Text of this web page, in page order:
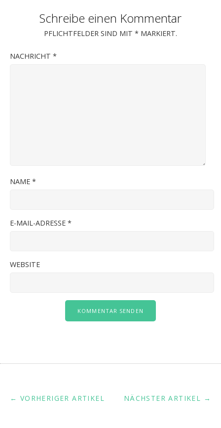
Schreibe einen Kommentar
PFLICHTFELDER SIND MIT * MARKIERT.
NACHRICHT *
NAME *
E-MAIL-ADRESSE *
WEBSITE
NÄCHSTER ARTIKEL →
← VORHERIGER ARTIKEL